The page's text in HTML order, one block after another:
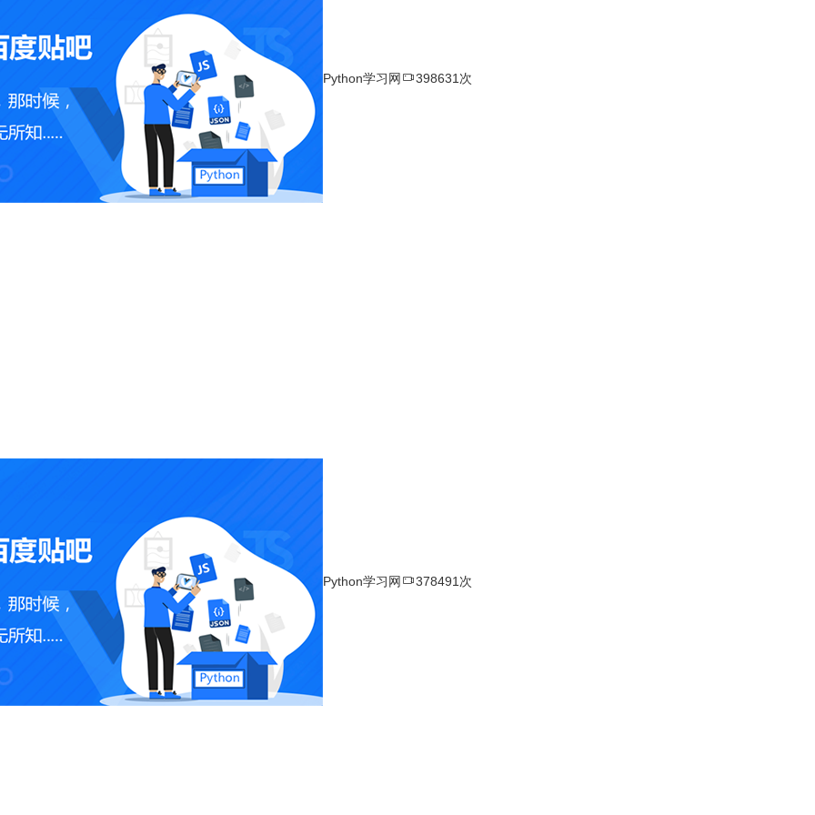
Python学习网 398631次
Python学习网 378491次